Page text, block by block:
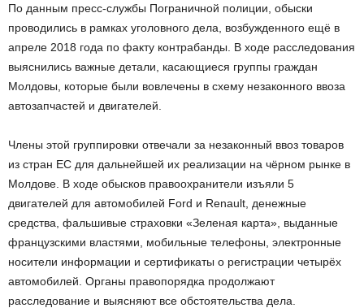
По данным пресс-службы Пограничной полиции, обыски
проводились в рамках уголовного дела, возбужденного ещё в
апреле 2018 года по факту контрабанды. В ходе расследования
выяснились важные детали, касающиеся группы граждан
Молдовы, которые были вовлечены в схему незаконного ввоза
автозапчастей и двигателей.
Члены этой группировки отвечали за незаконный ввоз товаров
из стран ЕС для дальнейшей их реализации на чёрном рынке в
Молдове. В ходе обысков правоохранители изъяли 5
двигателей для автомобилей Ford и Renault, денежные
средства, фальшивые страховки «Зеленая карта», выданные
французскими властями, мобильные телефоны, электронные
носители информации и сертификаты о регистрации четырёх
автомобилей. Органы правопорядка продолжают
расследование и выясняют все обстоятельства дела.